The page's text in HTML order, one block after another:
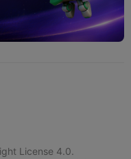
License 4.0.